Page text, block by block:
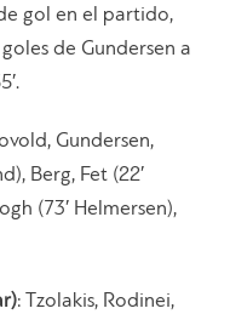
gol en el partido,
de Gundersen a
Gundersen,
Berg, Fet (22′
(73′ Helmersen),
: Tzolakis, Rodinei,